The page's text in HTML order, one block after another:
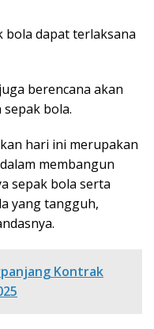
bola dapat terlaksana
berencana akan
bola.
hari ini merupakan
membangun
sepak bola serta
yang tangguh,
Kontrak